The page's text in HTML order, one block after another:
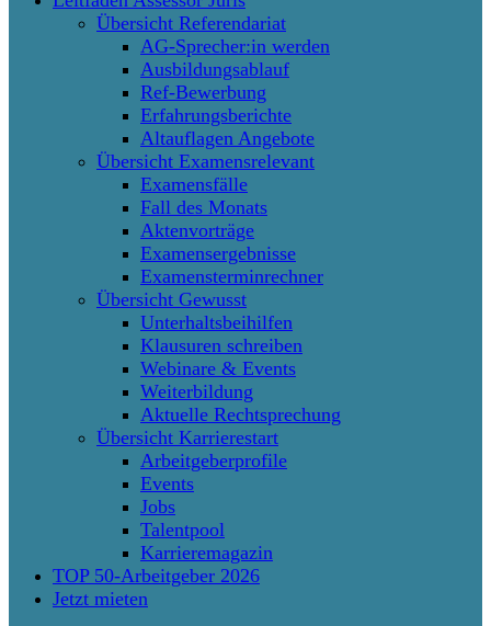
Übersicht Referendariat
AG-Sprecher:in werden
Ausbildungsablauf
Ref-Bewerbung
Erfahrungsberichte
Altauflagen Angebote
Übersicht Examensrelevant
Examensfälle
Fall des Monats
Aktenvorträge
Examensergebnisse
Examensterminrechner
Übersicht Gewusst
Unterhaltsbeihilfen
Klausuren schreiben
Webinare & Events
Weiterbildung
Aktuelle Rechtsprechung
Übersicht Karrierestart
Arbeitgeberprofile
Events
Jobs
Talentpool
Karrieremagazin
TOP 50-Arbeitgeber 2026
Jetzt mieten